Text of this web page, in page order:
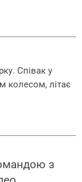
Співак у
колесом, літає
з